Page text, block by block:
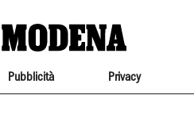
Pubblicità Privacy